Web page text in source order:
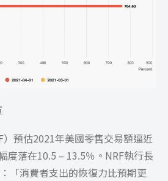
預估2021年美國零售交易額逼近
度落在10.5 – 13.5％。NRF執行長
「消費者支出的恢復力比預期更